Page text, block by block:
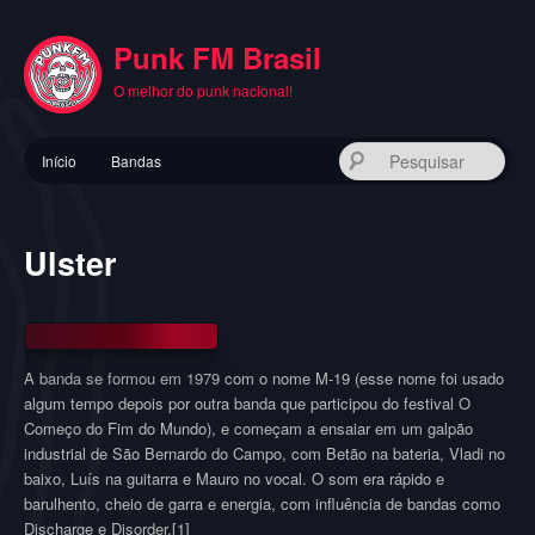
conteúdo
principal
Punk FM Brasil
O melhor do punk nacional!
principal
Início Bandas
Ulster
A banda se formou em 1979 com o nome M-19 (esse nome foi usado
algum tempo depois por outra banda que participou do festival O
Começo do Fim do Mundo), e começam a ensaiar em um galpão
industrial de São Bernardo do Campo, com Betão na bateria, Vladi no
baixo, Luís na guitarra e Mauro no vocal. O som era rápido e
barulhento, cheio de garra e energia, com influência de bandas como
Discharge e Disorder.[1]